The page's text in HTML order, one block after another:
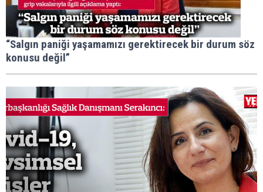
“Salgın paniği yaşamamızı gerektirecek bir durum söz
konusu değil”